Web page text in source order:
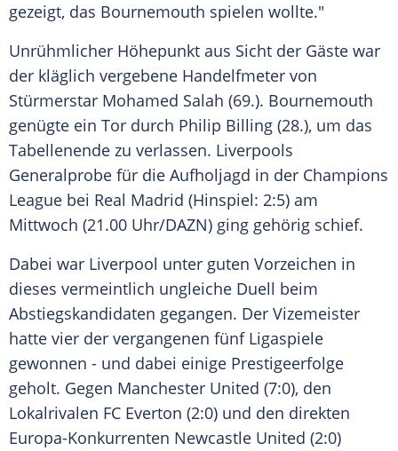
gezeigt, das Bournemouth spielen wollte."
Unrühmlicher Höhepunkt aus Sicht der Gäste war
der kläglich vergebene Handelfmeter von
Stürmerstar Mohamed Salah (69.). Bournemouth
genügte ein Tor durch Philip Billing (28.), um das
Tabellenende zu verlassen. Liverpools
Generalprobe für die Aufholjagd in der Champions
League bei Real Madrid (Hinspiel: 2:5) am
Mittwoch (21.00 Uhr/DAZN) ging gehörig schief.
Dabei war Liverpool unter guten Vorzeichen in
dieses vermeintlich ungleiche Duell beim
Abstiegskandidaten gegangen. Der Vizemeister
hatte vier der vergangenen fünf Ligaspiele
gewonnen - und dabei einige Prestigeerfolge
geholt. Gegen Manchester United (7:0), den
Lokalrivalen FC Everton (2:0) und den direkten
Europa-Konkurrenten Newcastle United (2:0)